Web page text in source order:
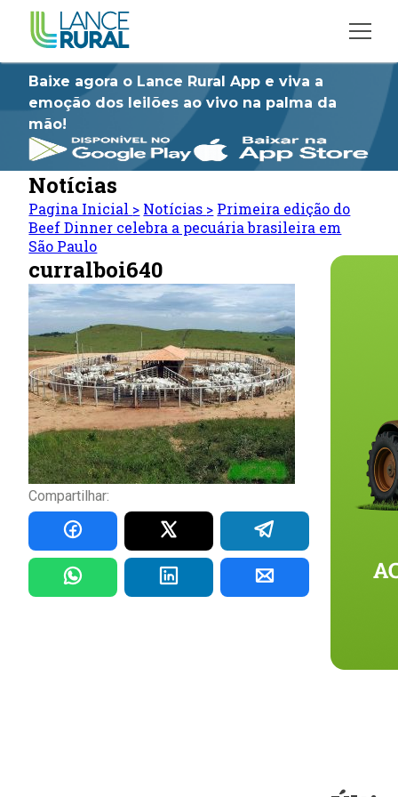
Baixe agora o Lance Rural App e viva a
emoção dos leilões ao vivo na palma da
mão!
Notícias
Pagina Inicial > Notícias > Primeira edição do
Beef Dinner celebra a pecuária brasileira em
São Paulo
curralboi640
Compartilhar: